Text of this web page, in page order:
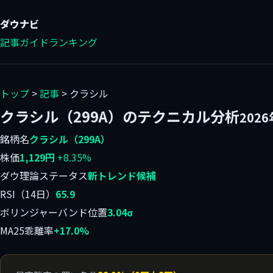
ダウナビ
記事ガイドランキング
トップ >記事 > クラシル
クラシル（299A）のテクニカル分析2026
銘柄名クラシル（299A）
株価1,129円 +8.35%
ダウ理論ステータス新トレンド候補
RSI（14日） 65.9
ボリンジャーバンド位置3.04σ
MA25乖離率+17.0%